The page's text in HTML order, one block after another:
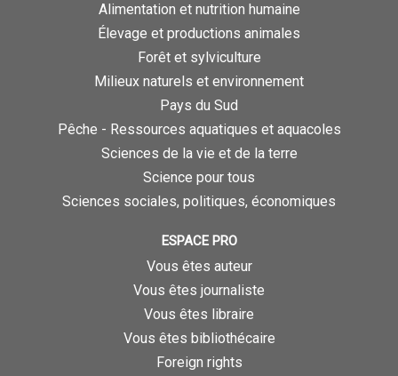
Alimentation et nutrition humaine
Élevage et productions animales
Forêt et sylviculture
Milieux naturels et environnement
Pays du Sud
Pêche - Ressources aquatiques et aquacoles
Sciences de la vie et de la terre
Science pour tous
Sciences sociales, politiques, économiques
ESPACE PRO
Vous êtes auteur
Vous êtes journaliste
Vous êtes libraire
Vous êtes bibliothécaire
Foreign rights